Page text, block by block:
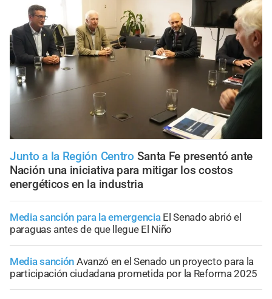
Junto a la Región Centro Santa Fe presentó ante
Nación una iniciativa para mitigar los costos
energéticos en la industria
Media sanción para la emergencia El Senado abrió el
paraguas antes de que llegue El Niño
Media sanción Avanzó en el Senado un proyecto para la
participación ciudadana prometida por la Reforma 2025